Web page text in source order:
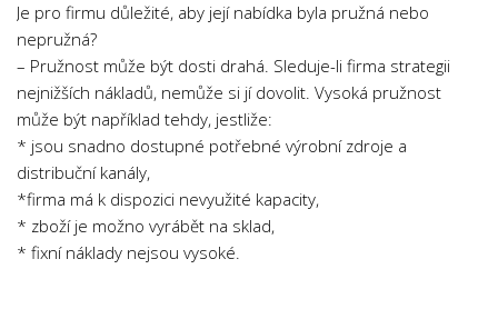
Je pro firmu důležité, aby její nabídka byla pružná nebo
nepružná?
– Pružnost může být dosti drahá. Sleduje-li firma strategii
nejnižších nákladů, nemůže si jí dovolit. Vysoká pružnost
může být například tehdy, jestliže:
* jsou snadno dostupné potřebné výrobní zdroje a
distribuční kanály,
*firma má k dispozici nevyužité kapacity,
* zboží je možno vyrábět na sklad,
* fixní náklady nejsou vysoké.